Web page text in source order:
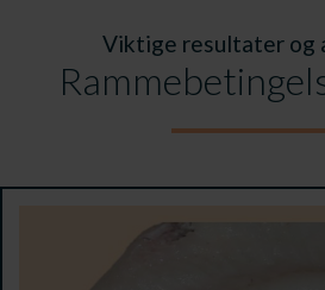
Viktige resultater